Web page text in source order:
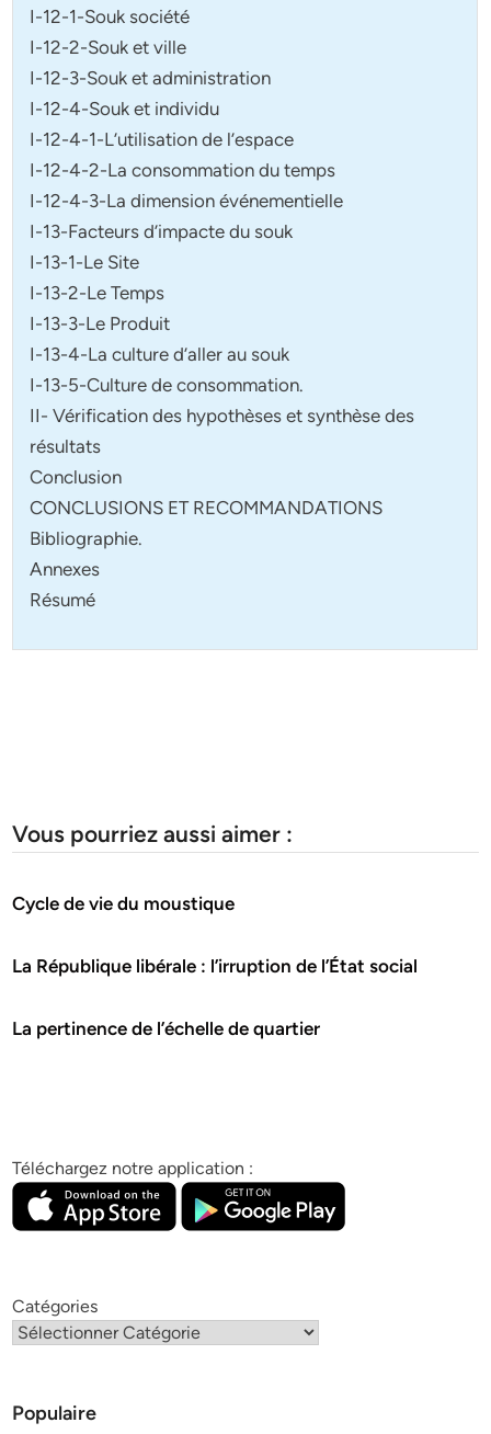
I-12-1-Souk société
I-12-2-Souk et ville
I-12-3-Souk et administration
I-12-4-Souk et individu
I-12-4-1-L’utilisation de l’espace
I-12-4-2-La consommation du temps
I-12-4-3-La dimension événementielle
I-13-Facteurs d’impacte du souk
I-13-1-Le Site
I-13-2-Le Temps
I-13-3-Le Produit
I-13-4-La culture d’aller au souk
I-13-5-Culture de consommation.
II- Vérification des hypothèses et synthèse des
résultats
Conclusion
CONCLUSIONS ET RECOMMANDATIONS
Bibliographie.
Annexes
Résumé
Vous pourriez aussi aimer :
Cycle de vie du moustique
La République libérale : l’irruption de l’État social
La pertinence de l’échelle de quartier
Téléchargez notre application :
Catégories
Populaire